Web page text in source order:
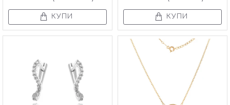
КУПИ КУПИ